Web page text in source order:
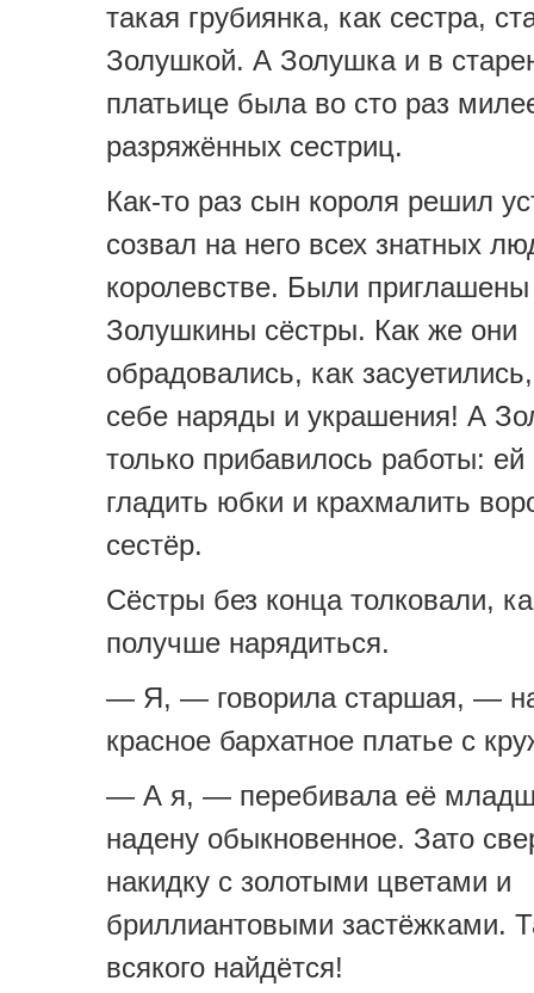
такая грубиянка, как сестра,
Золушкой. А Золушка и в
платьице была во сто раз
разряжённых сестриц.
Как-то раз сын короля решил
созвал на него всех знатных
королевстве. Были
Золушкины сёстры. Как же они
обрадовались, как
себе наряды и украшения! А
только прибавилось работы:
гладить юбки и крахмалить
сестёр.
Сёстры без конца толковали,
получше нарядиться.
— Я, — говорила старшая, —
красное бархатное платье с
— А я, — перебивала её
надену обыкновенное. Зато
накидку с золотыми цветами и
бриллиантовыми застёжками.
всякого найдётся!